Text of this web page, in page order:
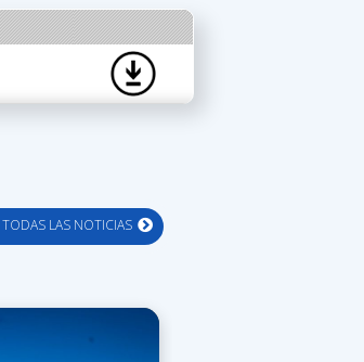
TODAS LAS NOTICIAS